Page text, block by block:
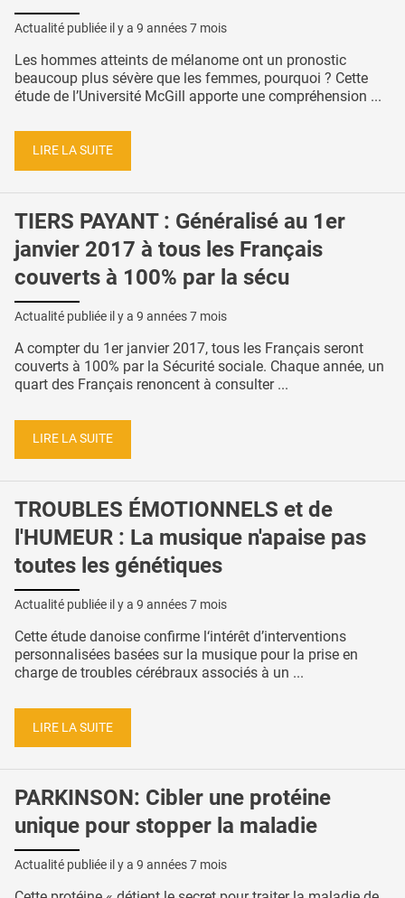
Actualité publiée il y a 9 années 7 mois
Les hommes atteints de mélanome ont un pronostic
beaucoup plus sévère que les femmes, pourquoi ? Cette
étude de l’Université McGill apporte une compréhension ...
LIRE LA SUITE
TIERS PAYANT : Généralisé au 1er
janvier 2017 à tous les Français
couverts à 100% par la sécu
Actualité publiée il y a 9 années 7 mois
A compter du 1er janvier 2017, tous les Français seront
couverts à 100% par la Sécurité sociale. Chaque année, un
quart des Français renoncent à consulter ...
LIRE LA SUITE
TROUBLES ÉMOTIONNELS et de
l'HUMEUR : La musique n'apaise pas
toutes les génétiques
Actualité publiée il y a 9 années 7 mois
Cette étude danoise confirme l‘intérêt d’interventions
personnalisées basées sur la musique pour la prise en
charge de troubles cérébraux associés à un ...
LIRE LA SUITE
PARKINSON: Cibler une protéine
unique pour stopper la maladie
Actualité publiée il y a 9 années 7 mois